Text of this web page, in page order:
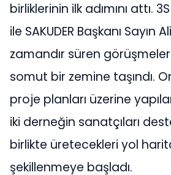
birliklerinin ilk adımını attı.
ile SAKUDER Başkanı Sayın
zamandır süren
somut bir zemine taşındı.
proje planları üzerine
iki derneğin sanatçıları
birlikte üretecekleri yol
şekillenmeye başladı.